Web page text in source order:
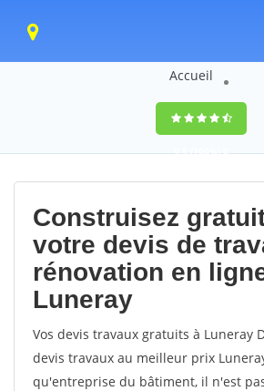
Accueil
9,5(100%)0
votes
Construisez
votre devis de
rénovation en
Luneray
Vos devis travaux gratuits à Luneray
devis travaux au meilleur prix
qu'entreprise du bâtiment, il n'est